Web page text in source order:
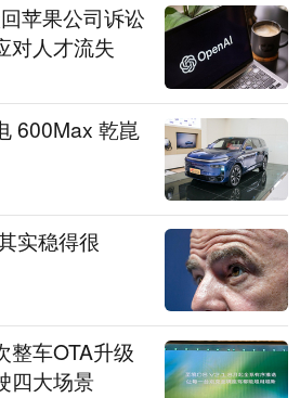
苹果公司诉讼
对人才流失
600Max 乾崑
实稳得很
整车OTA升级
四大场景